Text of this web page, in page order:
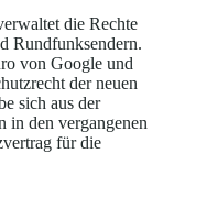
die Rechte
Rundfunksendern.
von Google und
der neuen
sich aus der
in den vergangenen
für die